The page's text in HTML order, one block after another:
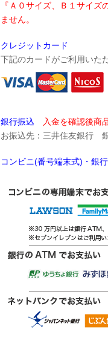
『Ａ０サイズ、Ｂ１サイ
ません。
クレジットカード
下記のカードがご利用いた
銀行振込 入金を確認後商
お振込先：三井住友銀行
コンビニ(番号端末式)・銀